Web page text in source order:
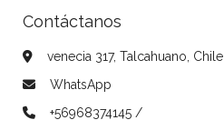
Contáctanos
venecia 317, Talcahuano, Chile
WhatsApp
+56968374145 /